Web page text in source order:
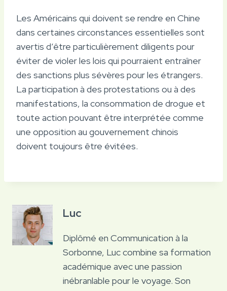
Les Américains qui doivent se rendre en Chine
dans certaines circonstances essentielles sont
avertis d’être particulièrement diligents pour
éviter de violer les lois qui pourraient entraîner
des sanctions plus sévères pour les étrangers.
La participation à des protestations ou à des
manifestations, la consommation de drogue et
toute action pouvant être interprétée comme
une opposition au gouvernement chinois
doivent toujours être évitées.
Luc
Diplômé en Communication à la
Sorbonne, Luc combine sa formation
académique avec une passion
inébranlable pour le voyage. Son